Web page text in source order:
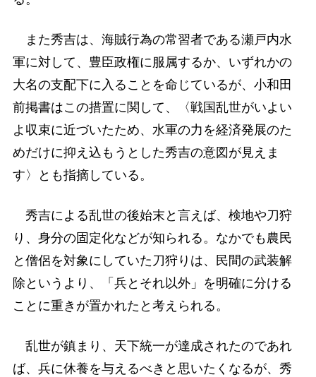
また秀吉は、海賊行為の常習者である瀬戸内水
軍に対して、豊臣政権に服属するか、いずれかの
大名の支配下に入ることを命じているが、小和田
前掲書はこの措置に関して、〈戦国乱世がいよい
よ収束に近づいたため、水軍の力を経済発展のた
めだけに抑え込もうとした秀吉の意図が見えま
す〉とも指摘している。
秀吉による乱世の後始末と言えば、検地や刀狩
り、身分の固定化などが知られる。なかでも農民
と僧侶を対象にしていた刀狩りは、民間の武装解
除というより、「兵とそれ以外」を明確に分ける
ことに重きが置かれたと考えられる。
乱世が鎮まり、天下統一が達成されたのであれ
ば、兵に休養を与えるべきと思いたくなるが、秀